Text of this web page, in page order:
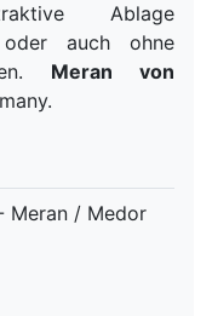
Ablage
auch ohne
Meran von
Meran / Medor